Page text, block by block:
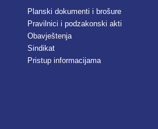
Planski dokumenti i brošure
Pravilnici i podzakonski akti
Obavještenja
Sindikat
Pristup informacijama